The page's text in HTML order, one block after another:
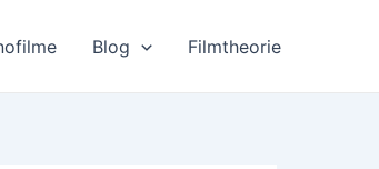
Blog Filmtheorie